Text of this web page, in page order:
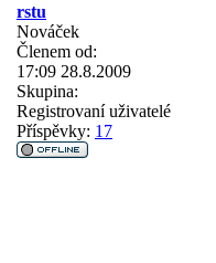
rstu
Nováček
Členem od:
17:09 28.8.2009
Skupina:
Registrovaní uživatelé
Příspěvky: 17